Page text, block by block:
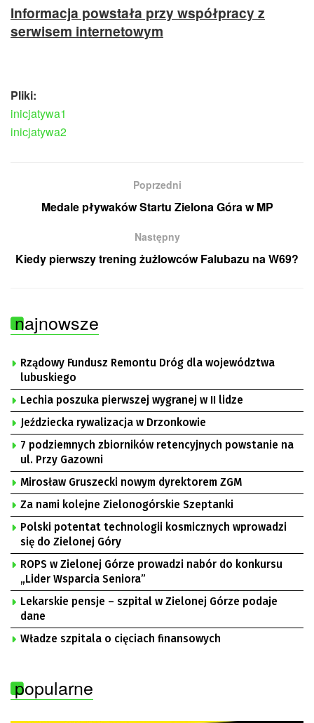
Informacja powstała przy współpracy z
serwisem internetowym
Pliki:
inicjatywa1
inicjatywa2
Poprzedni
Medale pływaków Startu Zielona Góra w MP
Następny
Kiedy pierwszy trening żużlowców Falubazu na W69?
najnowsze
Rządowy Fundusz Remontu Dróg dla województwa
lubuskiego
Lechia poszuka pierwszej wygranej w II lidze
Jeździecka rywalizacja w Drzonkowie
7 podziemnych zbiorników retencyjnych powstanie na
ul. Przy Gazowni
Mirosław Gruszecki nowym dyrektorem ZGM
Za nami kolejne Zielonogórskie Szeptanki
Polski potentat technologii kosmicznych wprowadzi
się do Zielonej Góry
ROPS w Zielonej Górze prowadzi nabór do konkursu
„Lider Wsparcia Seniora”
Lekarskie pensje – szpital w Zielonej Górze podaje
dane
Władze szpitala o cięciach finansowych
popularne